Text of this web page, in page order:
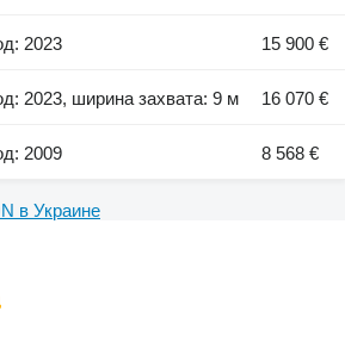
2023 15 900 €
2023, ширина захвата: 9 м 16 070 €
2009
8 568 €
в Украине